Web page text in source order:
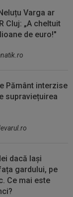
Varga ar
Cluj: „A cheltuit
de euro!"
Pământ interzise
supraviețuirea
dacă lași
gardului, pe
Ce mai este